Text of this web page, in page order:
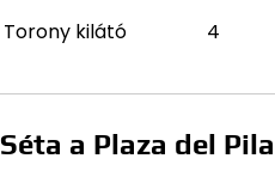
Torony kilátó 4
Séta a Plaza del